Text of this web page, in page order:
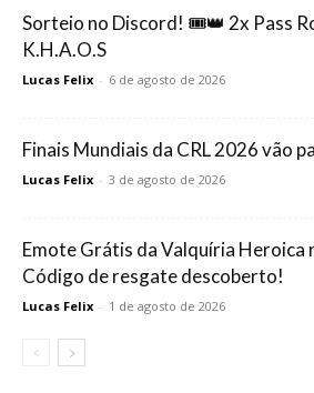
Sorteio no Discord! 🎟️👑 2x Pass
K.H.A.O.S
Lucas Felix - 6 de agosto de 2026
Finais Mundiais da CRL 2026 vão
Lucas Felix - 3 de agosto de 2026
Emote Grátis da Valquíria Heroica
Código de resgate descoberto!
Lucas Felix - 1 de agosto de 2026